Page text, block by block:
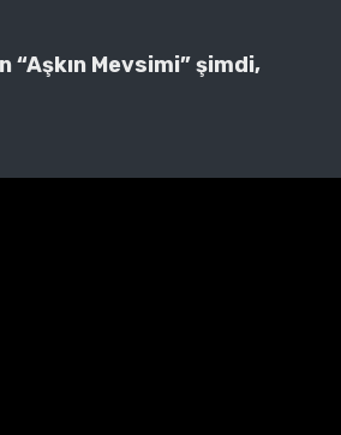
“Aşkın Mevsimi” şimdi,